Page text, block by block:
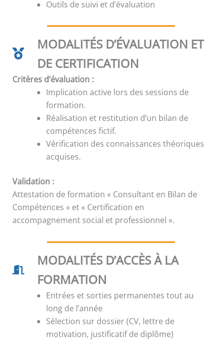
Outils de suivi et d’évaluation
MODALITÉS D’ÉVALUATION ET
DE CERTIFICATION
Critères d’évaluation :
Implication active lors des sessions de
formation.
Réalisation et restitution d’un bilan de
compétences fictif.
Vérification des connaissances théoriques
acquises.
Validation :
Attestation de formation « Consultant en Bilan de
Compétences » et « Certification en
accompagnement social et professionnel ».
MODALITÉS D’ACCÈS À LA
FORMATION
Entrées et sorties permanentes tout au
long de l’année
Sélection sur dossier (CV, lettre de
motivation, justificatif de diplôme)